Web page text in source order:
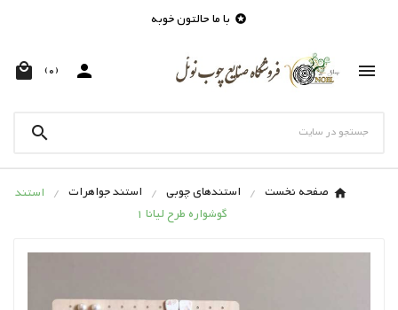
 با ما حالتون خوبه


 (0)

صفحه نخست استندهای چوبی استند جواهرات
استند
گوشواره طرح لیانا 1